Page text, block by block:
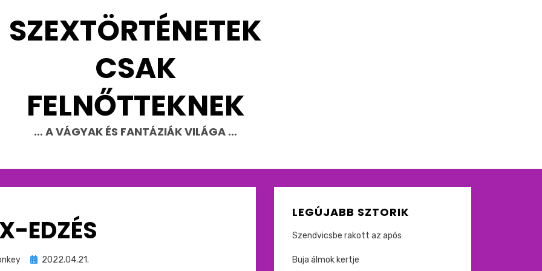
SZEXTÖRTÉNETEK
CSAK
FELNŐTTEKNEK
… A VÁGYAK ÉS FANTÁZIÁK VILÁGA …
EDZÉS
Beküldve
2022.04.21.
LEGÚJABB SZTORIK
Szendvicsbe rakott az após
Buja álmok kertje